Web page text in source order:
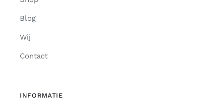
Blog
Wij
Contact
INFORMATIE